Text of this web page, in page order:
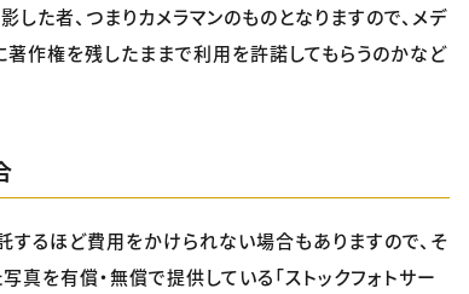
た者、つまりカメラマンのものとなりますので、メデ
作権を残したままで利用を許諾してもらうのかなど
るほど費用をかけられない場合もありますので、そ
真を有償・無償で提供している「ストックフォトサー